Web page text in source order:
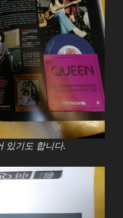
있기도 합니다.